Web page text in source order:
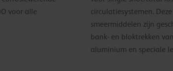
voor alle
circulatiesystemen.
smeermiddelen zijn
bank- en bloktrekken
aluminium en speciale